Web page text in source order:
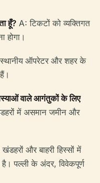
हूँ? A: टिकटों को व्यक्तिगत
होगा।
ऑपरेटर और शहर के
वाले आगंतुकों के लिए
में असमान जमीन और
और बाहरी हिस्सों में
है। पल्ली के अंदर, विवेकपूर्ण